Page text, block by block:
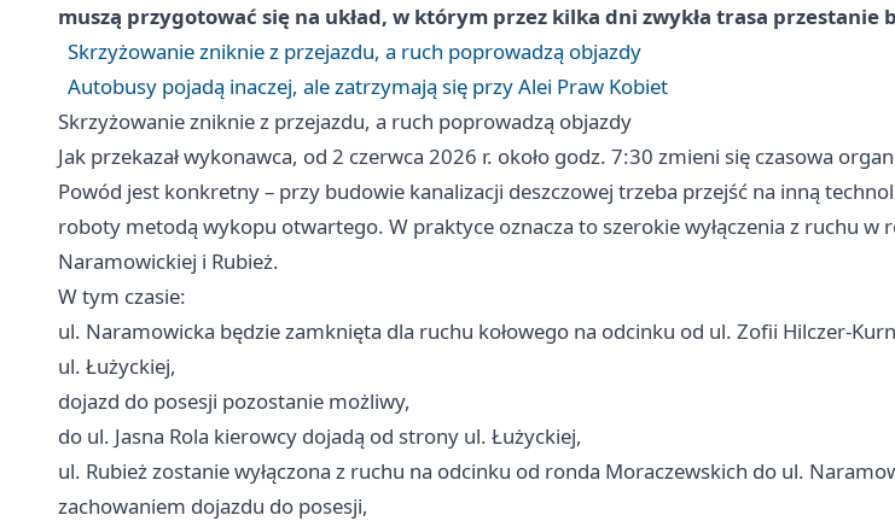
muszą przygotować się na układ, w którym przez kilka dni zwykła trasa przestanie
Skrzyżowanie zniknie z przejazdu, a ruch poprowadzą objazdy
Autobusy pojadą inaczej, ale zatrzymają się przy Alei Praw Kobiet
Skrzyżowanie zniknie z przejazdu, a ruch poprowadzą objazdy
Jak przekazał wykonawca, od 2 czerwca 2026 r. około godz. 7:30 zmieni się czasowa
Powód jest konkretny – przy budowie kanalizacji deszczowej trzeba przejść na inną
roboty metodą wykopu otwartego. W praktyce oznacza to szerokie wyłączenia z ruchu w
Naramowickiej i Rubież.
W tym czasie:
ul. Naramowicka będzie zamknięta dla ruchu kołowego na odcinku od ul. Zofii Hilczer-
ul. Łużyckiej,
dojazd do posesji pozostanie możliwy,
do ul. Jasna Rola kierowcy dojadą od strony ul. Łużyckiej,
ul. Rubież zostanie wyłączona z ruchu na odcinku od ronda Moraczewskich do ul.
zachowaniem dojazdu do posesji,